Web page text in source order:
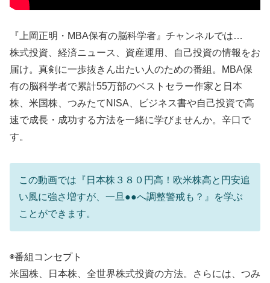
『上岡正明・MBA保有の脳科学者』チャンネルでは…
株式投資、経済ニュース、資産運用、自己投資の情報をお
届け。真剣に一歩抜きん出たい人のための番組。MBA保
有の脳科学者で累計55万部のベストセラー作家と日本
株、米国株、つみたてNISA、ビジネス書や自己投資で高
速で成長・成功する方法を一緒に学びませんか。辛口で
す。
この動画では『日本株３８０円高！欧米株高と円安追
い風に強さ増すが、一旦●●へ調整警戒も？』を学ぶ
ことができます。
◉番組コンセプト
米国株、日本株、全世界株式投資の方法。さらには、つみ